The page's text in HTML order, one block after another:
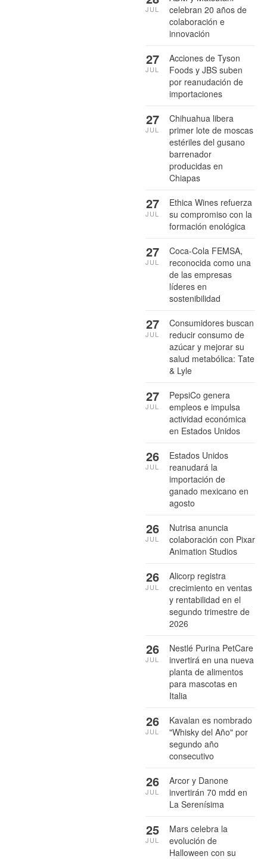
celebran 20 años de
colaboración e
innovación
JUL
Acciones de Tyson
Foods y JBS suben
por reanudación de
importaciones
27
JUL
Chihuahua libera
primer lote de moscas
estériles del gusano
barrenador
producidas en
Chiapas
27
JUL
Ethica Wines refuerza
su compromiso con la
formación enológica
27
JUL
Coca-Cola FEMSA,
reconocida como una
de las empresas
líderes en
sostenibilidad
27
JUL
Consumidores buscan
reducir consumo de
azúcar y mejorar su
salud metabólica: Tate
& Lyle
27
JUL
PepsiCo genera
empleos e impulsa
actividad económica
en Estados Unidos
27
JUL
Estados Unidos
reanudará la
importación de
ganado mexicano en
agosto
26
JUL
Nutrisa anuncia
colaboración con Pixar
Animation Studios
26
JUL
Alicorp registra
crecimiento en ventas
y rentabilidad en el
segundo trimestre de
2026
26
JUL
Nestlé Purina PetCare
invertirá en una nueva
planta de alimentos
para mascotas en
Italia
26
JUL
Kavalan es nombrado
"Whisky del Año" por
segundo año
consecutivo
26
JUL
Arcor y Danone
invertirán 70 mdd en
La Serenísima
26
JUL
Mars celebra la
evolución de
Halloween con su
25
JUL